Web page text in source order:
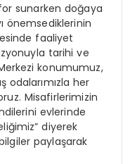
sunarken doğaya
önemsediklerinin
faaliyet
tarihi ve
konumumuz,
odalarımızla her
Misafirlerimizin
evlerinde
diyerek
paylaşarak